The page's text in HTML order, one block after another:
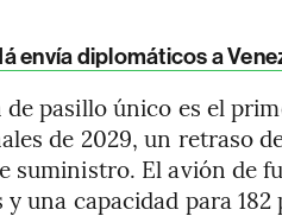
envía diplomáticos a
pasillo único es el
de 2029, un retraso
suministro. El avión de
una capacidad para 182